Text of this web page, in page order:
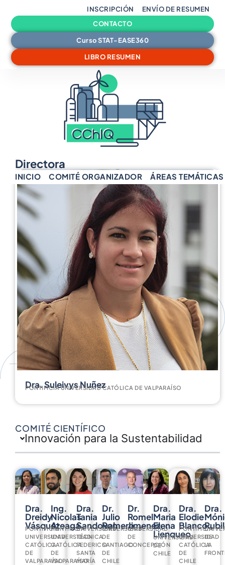
INSCRIPCIÓN
ENVÍO DE RESUMEN
CONTACTO
Curso STAT-EASE360
LIBRO RESUMEN
INICIO COMITÉ ORGANIZADOR ÁREAS TEMÁTICAS
Comité Científico
Directora
Dra. Suleivys Nuñez
PONTIFICIA UNIVERSIDAD CATÓLICA DE VALPARAÍSO
COMITÉ CIENTÍFICO
Innovación para la Sustentabilidad
Dra.
Dreidy
Vásquez
PONTIFICIA
UNIVERSIDAD
CATÓLICA
DE
VALPARAÍSO
Ing.
Nicolas
Ateaga
PONTIFICIA
UNIVERSIDAD
CATÓLICA
DE
VALPARAÍSO
Dra.
Tania
Sandoval
UNIVERSIDAD
TÉCNICA
FEDERICO
SANTA
MARÍA
Dr.
Julio
Romero
UNIVERSIDAD
DE
SANTIAGO
DE
CHILE
Dr.
Romel
Jimenez
UNIVERSIDAD
DE
CONCEPCIÓN
Dra.
Maria
Elena
Lienqueo
UNIVERSIDAD
DE
CHILE
Dra.
Elodie
Blanco
PONTIFICIA
UNIVERSIDAD
CATÓLICA
DE
CHILE
Dra.
DE
LA